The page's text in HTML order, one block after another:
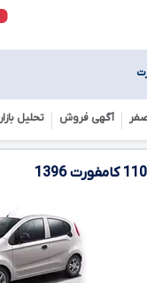
آگهی فروش تحلیل بازار
کامفورت1396